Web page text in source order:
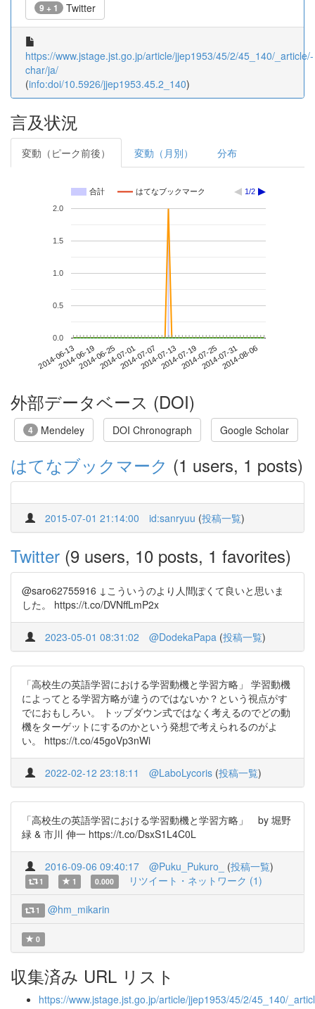
9 + 1 Twitter
https://www.jstage.jst.go.jp/article/jjep1953/45/2/45_140/_article/-
char/ja/
(info:doi/10.5926/jjep1953.45.2_140)
言及状況
変動（ピーク前後） 変動（月別） 分布
合計 はてなブックマーク 1/2
2014-06-132014-06-192014-06-252014-07-012014-07-072014-07-132014-07-192014-07-252014-07-312014-08-06
0.0
0.5
1.0
1.5
2.0
外部データベース (DOI)
4 Mendeley DOI Chronograph Google Scholar
はてなブックマーク (1 users, 1 posts)
2015-07-01 21:14:00 id:sanryuu (投稿一覧)
Twitter (9 users, 10 posts, 1 favorites)
@saro62755916 ↓こういうのより人間ぽくて良いと思いま
した。 https://t.co/DVNffLmP2x
2023-05-01 08:31:02 @DodekaPapa (投稿一覧)
「高校生の英語学習における学習動機と学習方略」 学習動機
によってとる学習方略が違うのではないか？という視点がす
でにおもしろい。 トップダウン式ではなく考えるのでどの動
機をターゲットにするのかという発想で考えられるのがよ
い。 https://t.co/45goVp3nWi
2022-02-12 23:18:11 @LaboLycoris (投稿一覧)
「高校生の英語学習における学習動機と学習方略」 by 堀野
緑 & 市川 伸一 https://t.co/DsxS1L4C0L
2016-09-06 09:40:17 @Puku_Pukuro_ (投稿一覧)
1 1 0.000 リツイート・ネットワーク (1)
1 @hm_mikarin
0
収集済み URL リスト
https://www.jstage.jst.go.jp/article/jjep1953/45/2/45_140/